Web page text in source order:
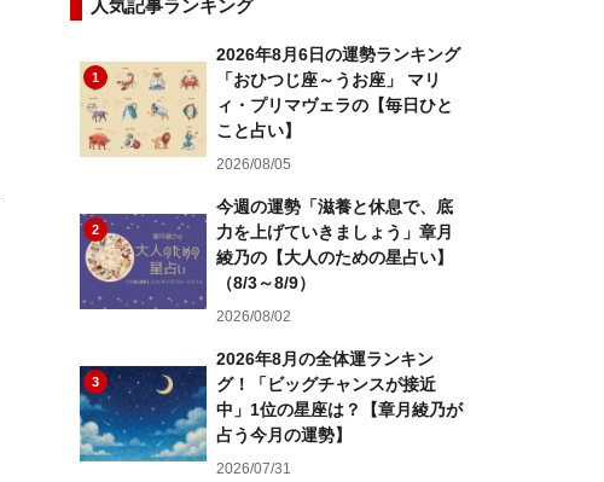
人気記事ランキング
1
2026年8月6日の運勢ランキング
「おひつじ座～うお座」 マリ
ィ・プリマヴェラの【毎日ひと
こと占い】
2026/08/05
2
今週の運勢「滋養と休息で、底
力を上げていきましょう」章月
綾乃の【大人のための星占い】
（8/3～8/9）
2026/08/02
3
2026年8月の全体運ランキン
グ！「ビッグチャンスが接近
中」1位の星座は？【章月綾乃が
占う今月の運勢】
2026/07/31